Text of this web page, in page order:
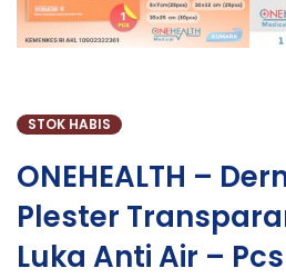
STOK HABIS
ONEHEALTH –
Plester
Luka Anti Air – Pcs